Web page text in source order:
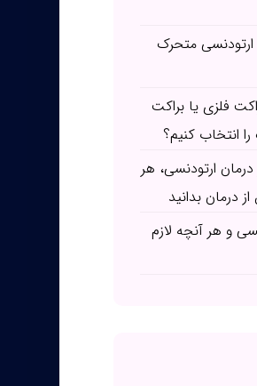
ارتودنسی متحرک
فلزی یا براکت
انتخاب کنیم؟
ارتودنسی، هر
درمان بدانید
و هر آنچه لازم